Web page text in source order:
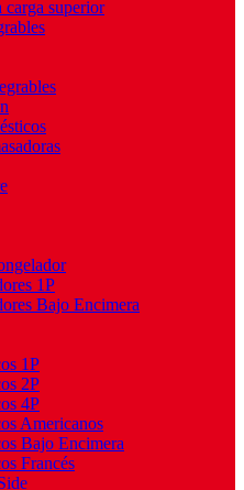
carga superior
1P
Bajo Encimera
1P
2P
4P
Americanos
Bajo Encimera
Francés